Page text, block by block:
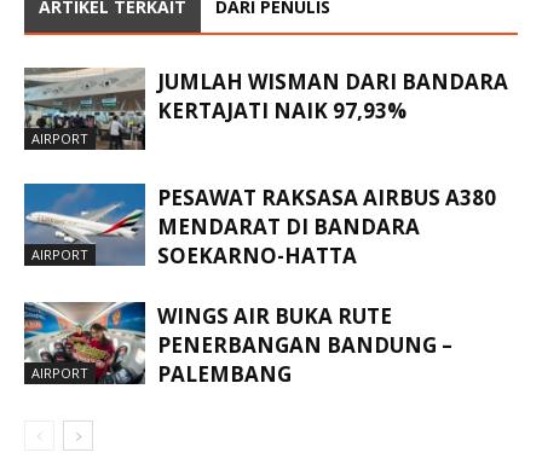
ARTIKEL TERKAIT DARI PENULIS
AIRPORT
JUMLAH WISMAN DARI BANDARA
KERTAJATI NAIK 97,93%
AIRPORT
PESAWAT RAKSASA AIRBUS A380
MENDARAT DI BANDARA
SOEKARNO-HATTA
AIRPORT
WINGS AIR BUKA RUTE
PENERBANGAN BANDUNG –
PALEMBANG